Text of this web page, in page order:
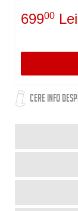
69900 Lei
CERE INFO